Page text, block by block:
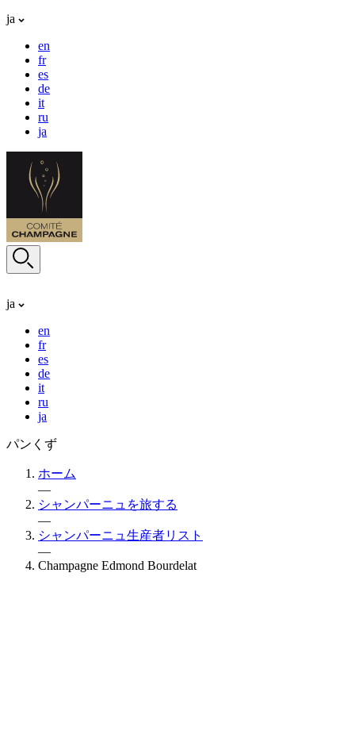
ja
en
fr
es
de
it
ru
ja
ja
en
fr
es
de
it
ru
ja
パンくず
ホーム
—
シャンパーニュを旅する
—
シャンパーニュ生産者リスト
—
Champagne Edmond Bourdelat